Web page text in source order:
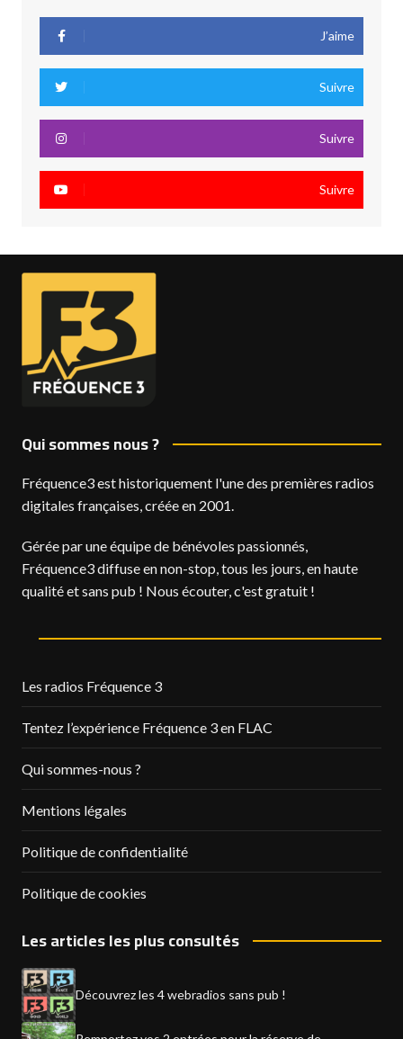
J’aime
Suivre
Suivre
Suivre
Qui sommes nous ?
Fréquence3 est historiquement l'une des premières radios
digitales françaises, créée en 2001.
Gérée par une équipe de bénévoles passionnés,
Fréquence3 diffuse en non-stop, tous les jours, en haute
qualité et sans pub ! Nous écouter, c'est gratuit !
Les radios Fréquence 3
Tentez l’expérience Fréquence 3 en FLAC
Qui sommes-nous ?
Mentions légales
Politique de confidentialité
Politique de cookies
Les articles les plus consultés
Découvrez les 4 webradios sans pub !